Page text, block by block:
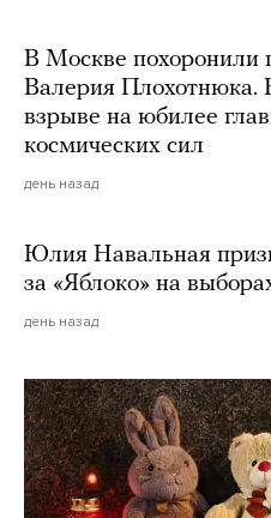
В Москве похоронили
Валерия Плохотнюка.
взрыве на юбилее
космических сил
день назад
Юлия Навальная
за «Яблоко» на
день назад